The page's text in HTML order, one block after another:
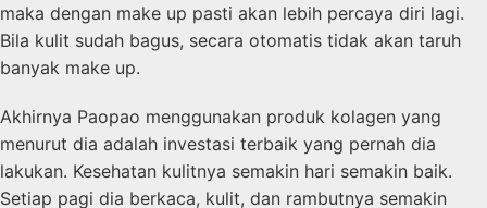
maka dengan make up pasti akan lebih percaya diri lagi.
Bila kulit sudah bagus, secara otomatis tidak akan taruh
banyak make up.
Akhirnya Paopao menggunakan produk kolagen yang
menurut dia adalah investasi terbaik yang pernah dia
lakukan. Kesehatan kulitnya semakin hari semakin baik.
Setiap pagi dia berkaca, kulit, dan rambutnya semakin